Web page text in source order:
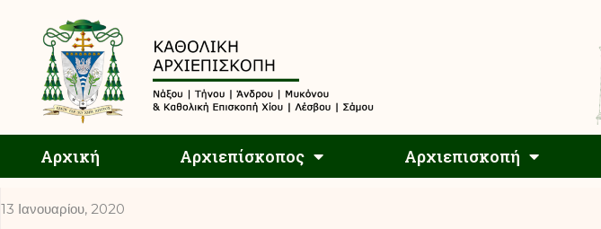
Αρχική Αρχιεπίσκοπος Αρχιεπισκοπή
13 Ιανουαρίου, 2020